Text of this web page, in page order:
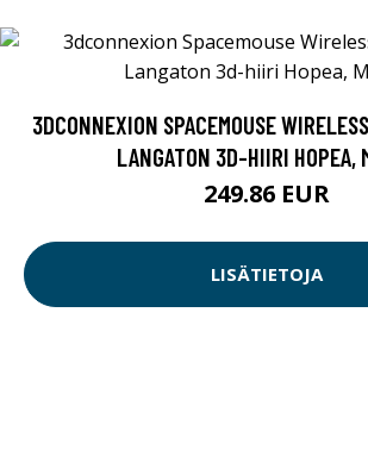
3DCONNEXION SPACEMOUSE
LANGATON 3D-HIIRI HOPEA,
249.86 EUR
LISÄTIETOJA